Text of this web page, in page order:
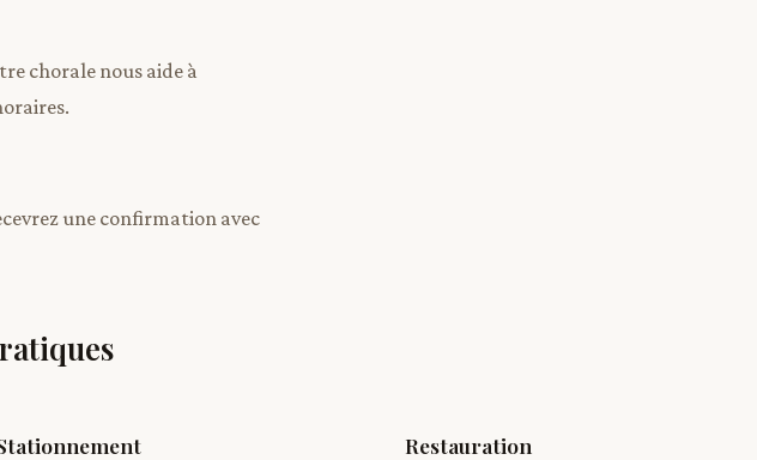
chorale nous aide à
une confirmation avec
Restauration